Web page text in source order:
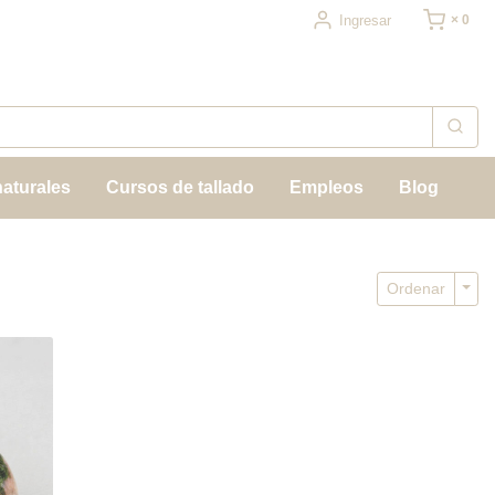
Ingresar × 0
Cursos de tallado Empleos Blog
Ordenar